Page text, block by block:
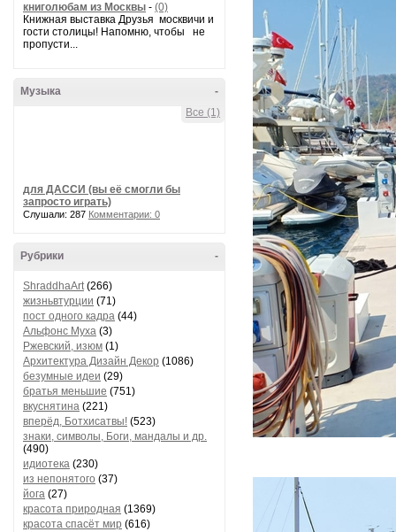
книголюбам из Москвы - (0)
Книжная выставка Друзья москвичи и
гости столицы! Напомню, чтобы не
пропусти...
-
Музыка
Все (1)
для ДАССИ (вы её смогли бы
запросто играть)
Слушали: 287 Комментарии: 0
-
Рубрики
ShraddhaArt(266)
жизньвтурции (71)
пост одного кадра (44)
Альфонс Муха (3)
Ржевский, изюм (1)
Архитектура Дизайн Декор (1086)
безумные идеи (29)
братья меньшие (751)
вкуснятина (221)
вперёд, Ботхисатвы! (523)
знаки, символы, Боги, мандалы и др.
(490)
идиотека (230)
из непонятого (37)
йога (27)
красота природная (1369)
красота спасёт мир (616)